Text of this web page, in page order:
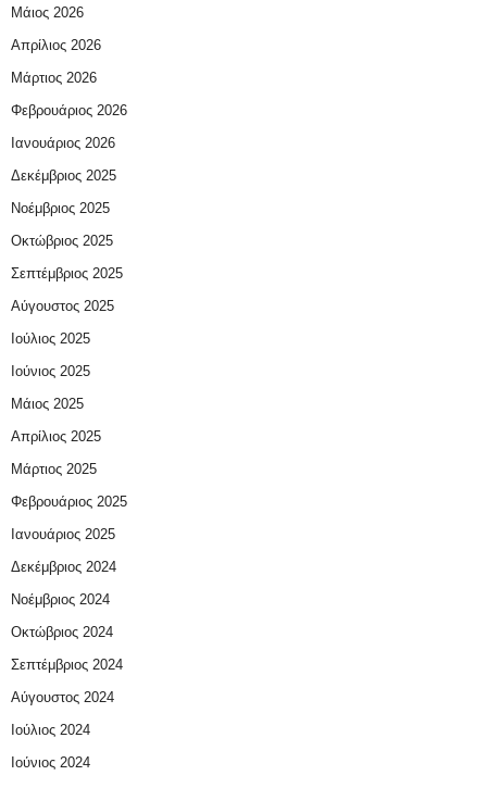
Μάιος 2026
Απρίλιος 2026
Μάρτιος 2026
Φεβρουάριος 2026
Ιανουάριος 2026
Δεκέμβριος 2025
Νοέμβριος 2025
Οκτώβριος 2025
Σεπτέμβριος 2025
Αύγουστος 2025
Ιούλιος 2025
Ιούνιος 2025
Μάιος 2025
Απρίλιος 2025
Μάρτιος 2025
Φεβρουάριος 2025
Ιανουάριος 2025
Δεκέμβριος 2024
Νοέμβριος 2024
Οκτώβριος 2024
Σεπτέμβριος 2024
Αύγουστος 2024
Ιούλιος 2024
Ιούνιος 2024